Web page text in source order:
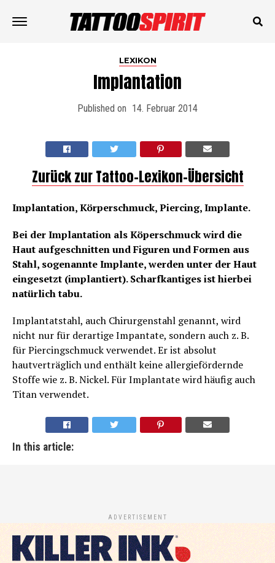
LEXIKON
Implantation
Published on 14. Februar 2014
Zurück zur Tattoo-Lexikon-Übersicht
Implantation, Körperschmuck, Piercing, Implante.
Bei der Implantation als Köperschmuck wird die
Haut aufgeschnitten und Figuren und Formen aus
Stahl, sogenannte Implante, werden unter der Haut
eingesetzt (implantiert). Scharfkantiges ist hierbei
natürlich tabu.
Implantatstahl, auch Chirurgenstahl genannt, wird
nicht nur für derartige Impantate, sondern auch z. B.
für Piercingschmuck verwendet. Er ist absolut
hautverträglich und enthält keine allergiefördernde
Stoffe wie z. B. Nickel. Für Implantate wird häufig auch
Titan verwendet.
In this article:
ADVERTISEMENT